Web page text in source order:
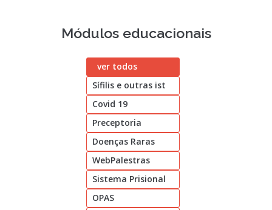
Transparência
Repositório
Ajuda
Entrar
Cadastrar
pt_br
Módulos educacionais
ver todos
Sífilis e outras ist
Covid 19
Preceptoria
Doenças Raras
WebPalestras
Sistema Prisional
OPAS